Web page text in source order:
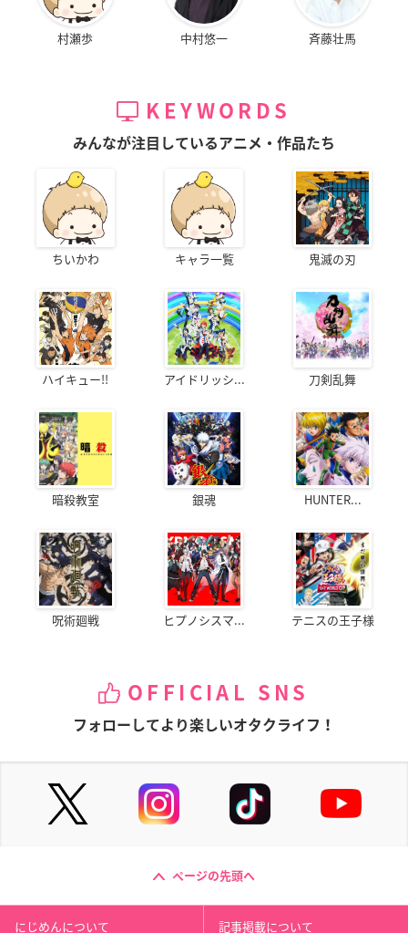
村瀬歩 中村悠一 斉藤壮馬
KEYWORDS
みんなが注目しているアニメ・作品たち
ちいかわ キャラ一覧 鬼滅の刃
ハイキュー!! アイドリッシ... 刀剣乱舞
暗殺教室 銀魂 HUNTER...
呪術廻戦 ヒプノシスマ... テニスの王子様
OFFICIAL SNS
フォローしてより楽しいオタクライフ！
ページの先頭へ
にじめんについて 記事掲載について